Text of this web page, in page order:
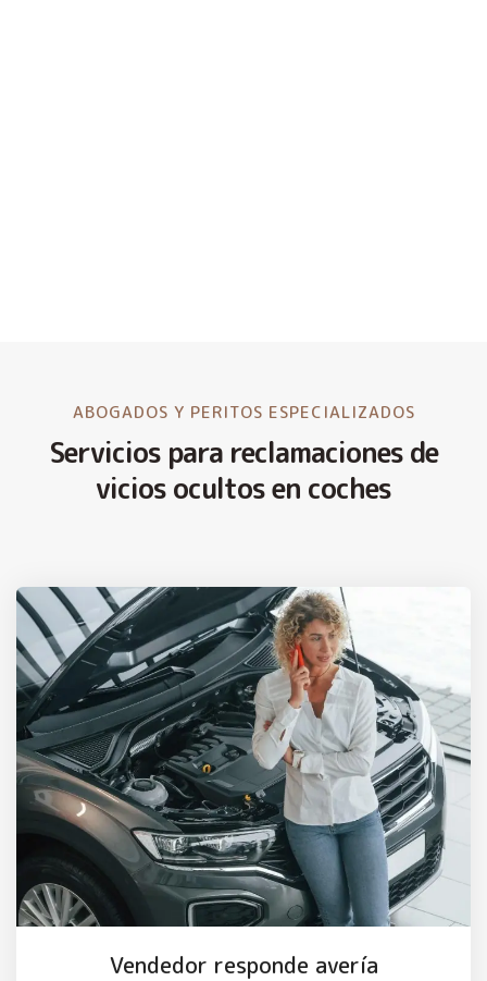
ABOGADOS Y PERITOS ESPECIALIZADOS
Servicios para reclamaciones de
vicios ocultos en coches
Vendedor responde avería